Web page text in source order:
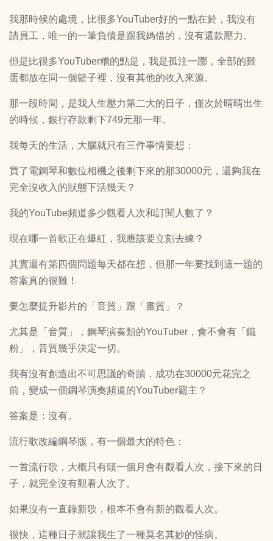
我那時候的處境，比很多YouTuber好的一點在於，我沒有
請員工，唯一的一筆負債是跟我媽借的，沒有還款壓力。
但是比很多YouTuber糟的點是，我是孤注一躑，全部的雞
蛋都放在同一個籃子裡，沒有其他的收入來源。
那一段時間，是我人生壓力第二大的日子，僅次於晴晴出生
的時候，銀行存款剩下749元那一年。
我每天的生活，大腦就只有三件事情要想：
買了電鋼琴和數位相機之後剩下來的那30000元，還夠我在
完全沒收入的狀態下活幾天？
我的YouTube頻道多少觀看人次和訂閱人數了？
現在哪一首歌正在爆紅，我應該要立刻去練？
其實還有第四個問題每天都在想，但那一年要找到這一題的
答案真的很難！
要怎麼提升影片的「音質」跟「畫質」？
尤其是「音質」，鋼琴演奏類的YouTuber，會不會有「鐵
粉」，音質幾乎決定一切。
我有沒有創造出不可思議的奇蹟，成功在30000元花完之
前，變成一個鋼琴演奏頻道的YouTuber霸主？
答案是：沒有。
流行歌改編鋼琴版，有一個最大的特色：
一首流行歌，大概只有頭一個月會有觀看人次，接下來的日
子，就完全沒有觀看人次了。
如果沒有一直錄新歌，根本不會有新的觀看人次。
很快，這種日子就讓我生了一種莫名其妙的怪病。